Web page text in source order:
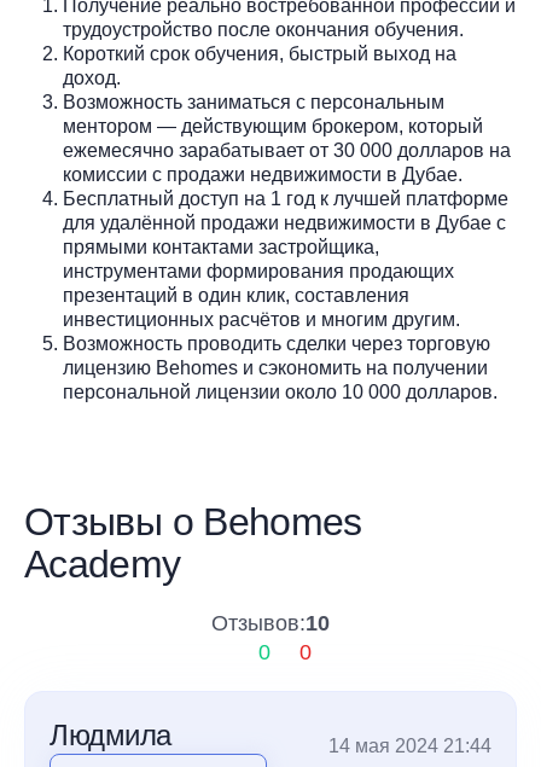
Получение реально востребованной профессии и
трудоустройство после окончания обучения.
Короткий срок обучения, быстрый выход на
доход.
Возможность заниматься с персональным
ментором — действующим брокером, который
ежемесячно зарабатывает от 30 000 долларов на
комиссии с продажи недвижимости в Дубае.
Бесплатный доступ на 1 год к лучшей платформе
для удалённой продажи недвижимости в Дубае с
прямыми контактами застройщика,
инструментами формирования продающих
презентаций в один клик, составления
инвестиционных расчётов и многим другим.
Возможность проводить сделки через торговую
лицензию Behomes и сэкономить на получении
персональной лицензии около 10 000 долларов.
Отзывы о Behomes
Academy
Отзывов:10
0
0
Людмила 14 мая 2024 21:44